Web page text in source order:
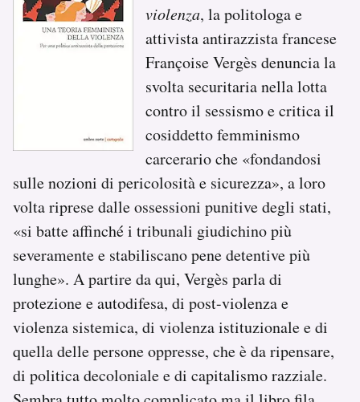
violenza, la politologa e
attivista antirazzista francese
Françoise Vergès denuncia la
svolta securitaria nella lotta
contro il sessismo e critica il
cosiddetto femminismo
carcerario che «fondandosi
sulle nozioni di pericolosità e sicurezza», a loro
volta riprese dalle ossessioni punitive degli stati,
«si batte affinché i tribunali giudichino più
severamente e stabiliscano pene detentive più
lunghe». A partire da qui, Vergès parla di
protezione e autodifesa, di post-violenza e
violenza sistemica, di violenza istituzionale e di
quella delle persone oppresse, che è da ripensare,
di politica decoloniale e di capitalismo razziale.